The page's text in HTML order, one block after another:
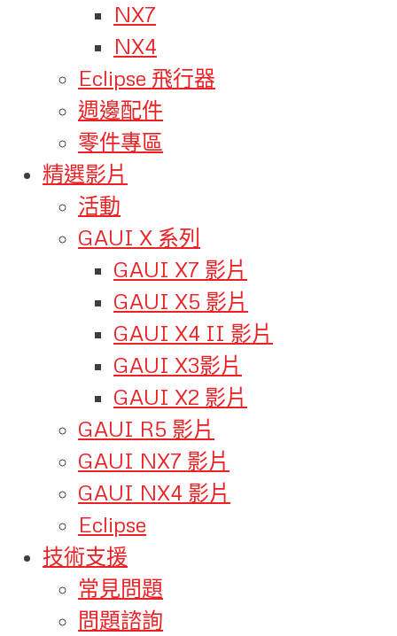
NX7
NX4
Eclipse 飛行器
週邊配件
零件專區
精選影片
活動
GAUI X 系列
GAUI X7 影片
GAUI X5 影片
GAUI X4 II 影片
GAUI X3影片
GAUI X2 影片
GAUI R5 影片
GAUI NX7 影片
GAUI NX4 影片
Eclipse
技術支援
常見問題
問題諮詢